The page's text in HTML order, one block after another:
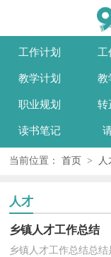
工作计划 工
教学计划 教
职业规划 转
读书笔记
当前位置： 首页 > 人
人才
乡镇人才工作总结
乡镇人才工作总结总